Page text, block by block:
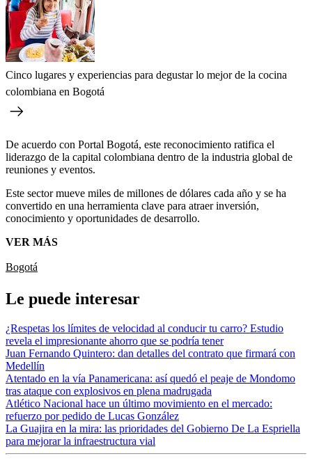
Cinco lugares y experiencias para degustar lo mejor de la cocina
colombiana en Bogotá
De acuerdo con Portal Bogotá, este reconocimiento ratifica el
liderazgo de la capital colombiana dentro de la industria global de
reuniones y eventos.
Este sector mueve miles de millones de dólares cada año y se ha
convertido en una herramienta clave para atraer inversión,
conocimiento y oportunidades de desarrollo.
VER MÁS
Bogotá
Le puede interesar
¿Respetas los límites de velocidad al conducir tu carro? Estudio
revela el impresionante ahorro que se podría tener
Juan Fernando Quintero: dan detalles del contrato que firmará con
Medellín
Atentado en la vía Panamericana: así quedó el peaje de Mondomo
tras ataque con explosivos en plena madrugada
Atlético Nacional hace un último movimiento en el mercado:
refuerzo por pedido de Lucas González
La Guajira en la mira: las prioridades del Gobierno De La Espriella
para mejorar la infraestructura vial